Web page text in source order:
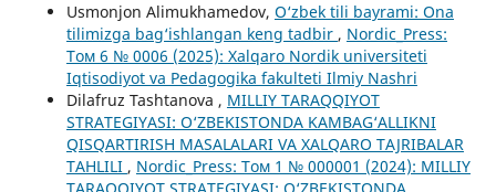
Usmonjon Alimukhamedov, O‘zbek tili bayrami: Ona
tilimizga bag‘ishlangan keng tadbir , Nordic_Press:
Том 6 № 0006 (2025): Xalqaro Nordik universiteti
Iqtisodiyot va Pedagogika fakulteti Ilmiy Nashri
Dilafruz Tashtanova , MILLIY TARAQQIYOT
STRATEGIYASI: O‘ZBEKISTONDA KAMBAG‘ALLIKNI
QISQARTIRISH MASALALARI VA XALQARO TAJRIBALAR
TAHLILI , Nordic_Press: Том 1 № 000001 (2024): MILLIY